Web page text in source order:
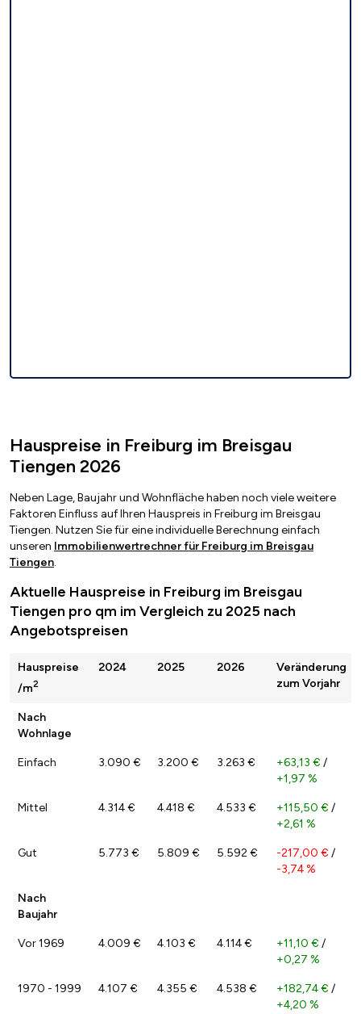
Hauspreise in Freiburg im Breisgau
Tiengen 2026
Neben Lage, Baujahr und Wohnfläche haben noch viele weitere
Faktoren Einfluss auf Ihren Hauspreis in Freiburg im Breisgau
Tiengen. Nutzen Sie für eine individuelle Berechnung einfach
unseren Immobilienwertrechner für Freiburg im Breisgau
Tiengen.
Aktuelle Hauspreise in Freiburg im Breisgau
Tiengen pro qm im Vergleich zu 2025 nach
Angebotspreisen
Hauspreise
/m2
2024 2025 2026
Veränderung
zum Vorjahr
Nach
Wohnlage
Einfach 3.090 € 3.200 € 3.263 € +63,13 € /
+1,97 %
Mittel 4.314 € 4.418 € 4.533 € +115,50 € /
+2,61 %
Gut 5.773 € 5.809 € 5.592 € -217,00 € /
-3,74 %
Nach
Baujahr
Vor 1969 4.009 € 4.103 € 4.114 € +11,10 € /
+0,27 %
1970 - 1999 4.107 € 4.355 € 4.538 € +182,74 € /
+4,20 %